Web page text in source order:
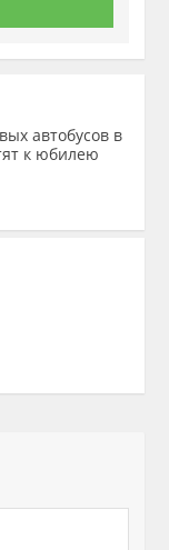
автобусов в
к юбилею